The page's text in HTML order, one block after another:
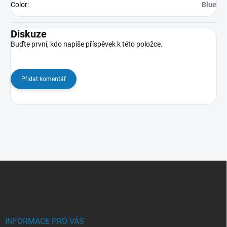
Color: Blue
Diskuze
Buďte první, kdo napíše příspěvek k této položce.
Přidat komentář
INFORMACE PRO VÁS